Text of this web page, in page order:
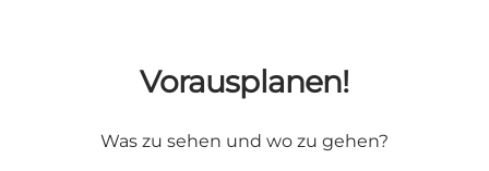
Vorausplanen!
Was zu sehen und wo zu gehen?